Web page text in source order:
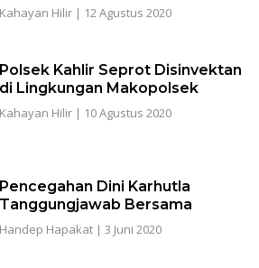
Kahayan Hilir| 12 Agustus 2020
Polsek Kahlir Seprot Disinvektan
di Lingkungan Makopolsek
Kahayan Hilir| 10 Agustus 2020
Pencegahan Dini Karhutla
Tanggungjawab Bersama
Handep Hapakat| 3 Juni 2020